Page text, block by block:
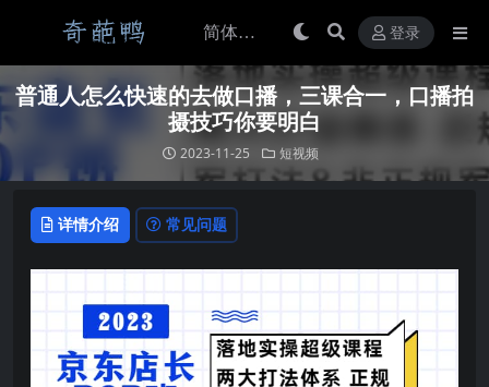
登录
普通人怎么快速的去做口播，三课合一，口播拍
摄技巧你要明白
2023-11-25 短视频
详情介绍 常见问题